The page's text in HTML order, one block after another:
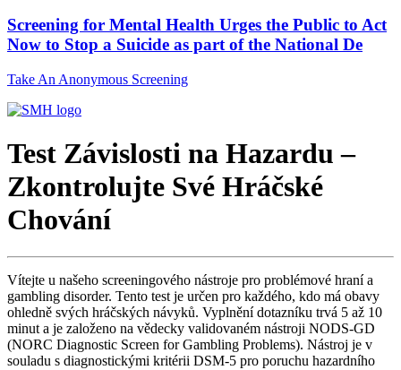
Screening for Mental Health Urges the Public to Act
Now to Stop a Suicide as part of the National De
Take An Anonymous Screening
Test Závislosti na Hazardu –
Zkontrolujte Své Hráčské
Chování
Vítejte u našeho screeningového nástroje pro problémové hraní a
gambling disorder. Tento test je určen pro každého, kdo má obavy
ohledně svých hráčských návyků. Vyplnění dotazníku trvá 5 až 10
minut a je založeno na vědecky validovaném nástroji NODS-GD
(NORC Diagnostic Screen for Gambling Problems). Nástroj je v
souladu s diagnostickými kritérii DSM-5 pro poruchu hazardního